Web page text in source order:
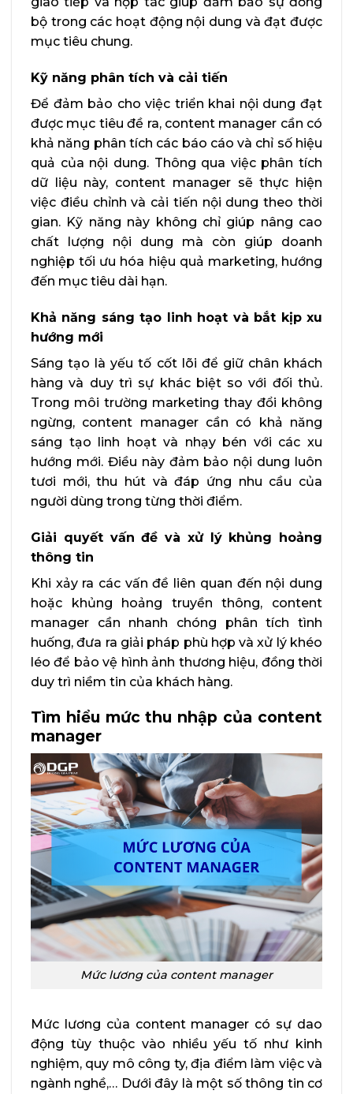
bộ trong các hoạt động nội dung và đạt được
mục tiêu chung.
Kỹ năng phân tích và cải tiến
Để đảm bảo cho việc triển khai nội dung đạt
được mục tiêu đề ra, content manager cần có
khả năng phân tích các báo cáo và chỉ số hiệu
quả của nội dung. Thông qua việc phân tích
dữ liệu này, content manager sẽ thực hiện
việc điều chỉnh và cải tiến nội dung theo thời
gian. Kỹ năng này không chỉ giúp nâng cao
chất lượng nội dung mà còn giúp doanh
nghiệp tối ưu hóa hiệu quả marketing, hướng
đến mục tiêu dài hạn.
Khả năng sáng tạo linh hoạt và bắt kịp xu
hướng mới
Sáng tạo là yếu tố cốt lõi để giữ chân khách
hàng và duy trì sự khác biệt so với đối thủ.
Trong môi trường marketing thay đổi không
ngừng, content manager cần có khả năng
sáng tạo linh hoạt và nhạy bén với các xu
hướng mới. Điều này đảm bảo nội dung luôn
tươi mới, thu hút và đáp ứng nhu cầu của
người dùng trong từng thời điểm.
Giải quyết vấn đề và xử lý khủng hoảng
thông tin
Khi xảy ra các vấn đề liên quan đến nội dung
hoặc khủng hoảng truyền thông, content
manager cần nhanh chóng phân tích tình
huống, đưa ra giải pháp phù hợp và xử lý khéo
léo để bảo vệ hình ảnh thương hiệu, đồng thời
duy trì niềm tin của khách hàng.
Tìm hiểu mức thu nhập của content
manager
Mức lương của content manager
Mức lương của content manager có sự dao
động tùy thuộc vào nhiều yếu tố như kinh
nghiệm, quy mô công ty, địa điểm làm việc và
ngành nghề,… Dưới đây là một số thông tin cơ